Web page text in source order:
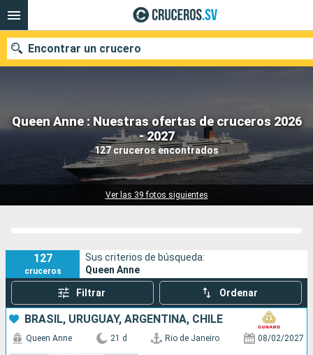
Queen Anne : Nuestras ofertas de cruceros 2026
- 2027
127 cruceros encontrados
Ver las 39 fotos siguientes
Encontrar un crucero
Nuestros destinos
Fecha de salida
127
cruceros
Sus criterios de búsqueda:
Queen Anne
Filtrar Ordenar
BRASIL, URUGUAY, ARGENTINA, CHILE
Queen Anne 21 d Rio de Janeiro 08/02/2027